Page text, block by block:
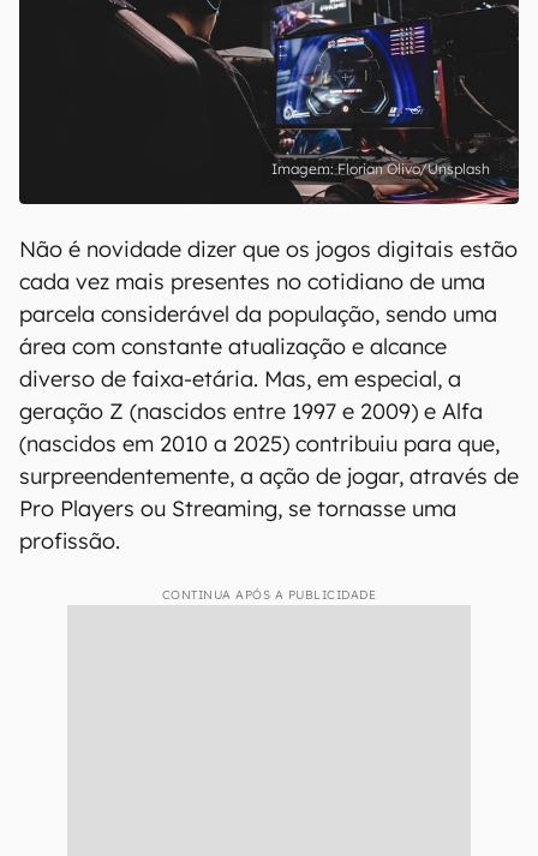
Florian Olivo/Unsplash
Não é novidade dizer que os jogos digitais estão
cada vez mais presentes no cotidiano de uma
parcela considerável da população, sendo uma
área com constante atualização e alcance
diverso de faixa-etária. Mas, em especial, a
geração Z (nascidos entre 1997 e 2009) e Alfa
(nascidos em 2010 a 2025) contribuiu para que,
surpreendentemente, a ação de jogar, através de
Pro Players ou Streaming, se tornasse uma
profissão.
CONTINUA APÓS A PUBLICIDADE